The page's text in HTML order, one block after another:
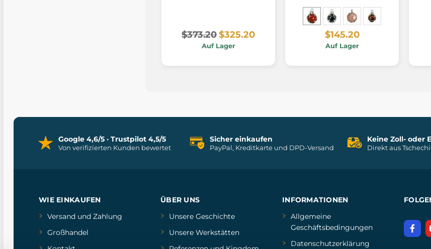
$373.20$325.20
Auf Lager
$145.20
Auf Lager
Google 4,6/5 · Trustpilot 4,5/5
Von verifizierten Kunden bewertet
Sicher einkaufen
PayPal, Kreditkarte und DPD-Versand
Keine Zoll- oder
Direkt aus
WIE EINKAUFEN
Versand und Zahlung
Großhandel
ÜBER UNS
Unsere Geschichte
Unsere Werkstätten
INFORMATIONEN
Allgemeine
Geschäftsbedingungen
Datenschutzerklärung